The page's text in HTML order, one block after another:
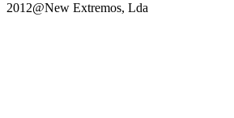
2012@New Extremos, Lda